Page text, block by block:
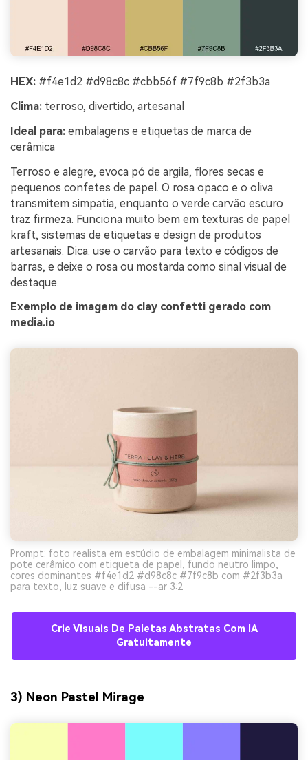
HEX: #f4e1d2 #d98c8c #cbb56f #7f9c8b #2f3b3a
Clima: terroso, divertido, artesanal
Ideal para: embalagens e etiquetas de marca de
cerâmica
Terroso e alegre, evoca pó de argila, flores secas e
pequenos confetes de papel. O rosa opaco e o oliva
transmitem simpatia, enquanto o verde carvão escuro
traz firmeza. Funciona muito bem em texturas de papel
kraft, sistemas de etiquetas e design de produtos
artesanais. Dica: use o carvão para texto e códigos de
barras, e deixe o rosa ou mostarda como sinal visual de
destaque.
Exemplo de imagem do clay confetti gerado com
media.io
Prompt: foto realista em estúdio de embalagem minimalista de
pote cerâmico com etiqueta de papel, fundo neutro limpo,
cores dominantes #f4e1d2 #d98c8c #7f9c8b com #2f3b3a
para texto, luz suave e difusa --ar 3:2
Crie Visuais De Paletas Abstratas Com IA
Gratuitamente
3) Neon Pastel Mirage